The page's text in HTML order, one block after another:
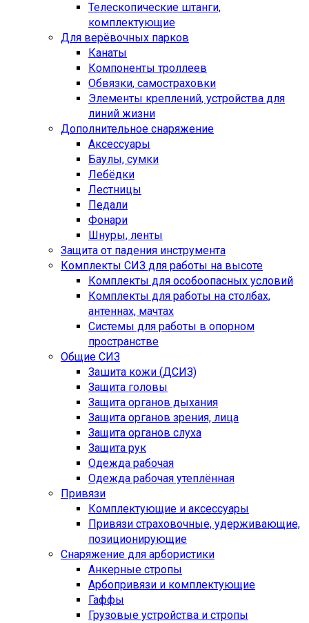
Телескопические штанги,
комплектующие
Для верёвочных парков
Канаты
Компоненты троллеев
Обвязки, самостраховки
Элементы креплений, устройства для
линий жизни
Дополнительное снаряжение
Аксессуары
Баулы, сумки
Лебёдки
Лестницы
Педали
Фонари
Шнуры, ленты
Защита от падения инструмента
Комплекты СИЗ для работы на высоте
Комплекты для особоопасных условий
Комплекты для работы на столбах,
антеннах, мачтах
Системы для работы в опорном
пространстве
Общие СИЗ
Зашита кожи (ДСИЗ)
Защита головы
Защита органов дыхания
Защита органов зрения, лица
Защита органов слуха
Защита рук
Одежда рабочая
Одежда рабочая утеплённая
Привязи
Комплектующие и аксессуары
Привязи страховочные, удерживающие,
позиционирующие
Снаряжение для арбористики
Анкерные стропы
Арбопривязи и комплектующие
Гаффы
Грузовые устройства и стропы